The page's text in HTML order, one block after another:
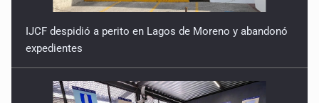
IJCF despidió a perito en Lagos de Moreno y abandonó
expedientes